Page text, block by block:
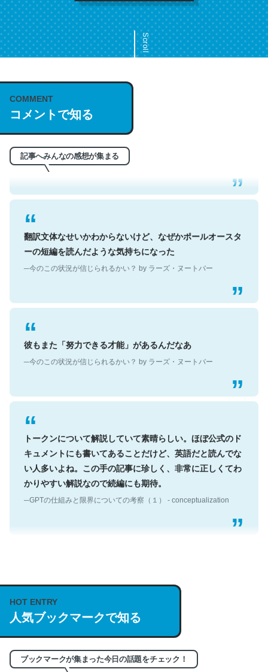
Scroll
COMMENT
コメントで知る
記事へみんなの感想が集まる
これは名文。彼はとてもクレバーなんだろうなと凄く思
う。英語少しでも読める人は原文もお勧め。自分はこの流
れ好き。Let’s Fucking Go. Then Covid hit. Shit.
─今のこの状況が信じられるかい？ by ラーズ・ヌートバー
翻訳文体なせいかわからないけど、なぜかポールオースタ
ーの短編を読んだような気持ちになった
彼もまた「努力できる才能」があるんだなあ
トークンについて解説していて素晴らしい。ほぼ公式のド
キュメントにも書いてあることだけど、英語だと読んでな
い人多いよね。この手の記事に珍しく、非常に正しくてわ
かりやすい解説なので続編にも期待。
説してる記事が少ないので貴重な良記事。/続編来た
https://isobe324649.hatenablog.com/entry/2023/03/27
/064121
─GPTの仕組みと限界についての考察（１） - conceptualization
HOT ENTRY
人気ブックマークで知る
ブックマークが集まった今日の話題をチェック！